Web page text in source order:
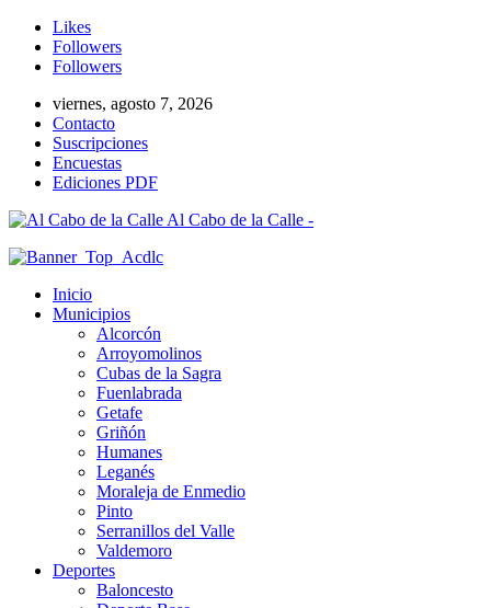
Likes
Followers
Followers
viernes, agosto 7, 2026
Contacto
Suscripciones
Encuestas
Ediciones PDF
Al Cabo de la Calle -
Inicio
Municipios
Alcorcón
Arroyomolinos
Cubas de la Sagra
Fuenlabrada
Getafe
Griñón
Humanes
Leganés
Moraleja de Enmedio
Pinto
Serranillos del Valle
Valdemoro
Deportes
Baloncesto